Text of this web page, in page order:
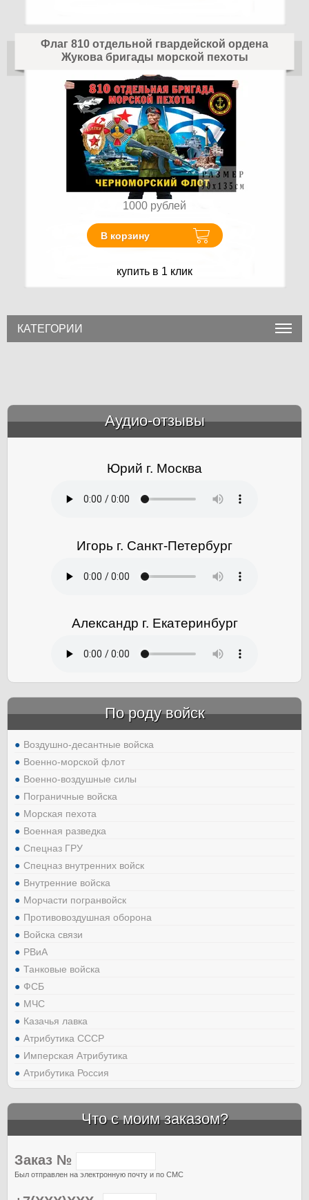
Флаг 810 отдельной гвардейской ордена
Жукова бригады морской пехоты
1000 рублей
В корзину
купить в 1 клик
КАТЕГОРИИ
Аудио-отзывы
Юрий г. Москва
Игорь г. Санкт-Петербург
Александр г. Екатеринбург
По роду войск
Воздушно-десантные войска
Военно-морской флот
Военно-воздушные силы
Пограничные войска
Морская пехота
Военная разведка
Спецназ ГРУ
Спецназ внутренних войск
Внутренние войска
Морчасти погранвойск
Противовоздушная оборона
Войска связи
РВиА
Танковые войска
ФСБ
МЧС
Казачья лавка
Атрибутика СССР
Имперская Атрибутика
Атрибутика Россия
Что с моим заказом?
Заказ №
Был отправлен на электронную почту и по СМС